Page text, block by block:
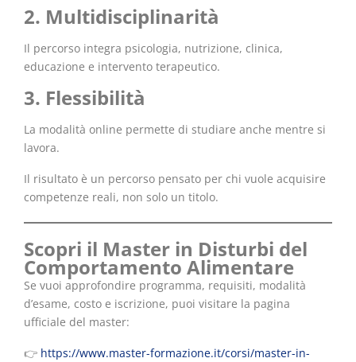
2. Multidisciplinarità
Il percorso integra psicologia, nutrizione, clinica,
educazione e intervento terapeutico.
3. Flessibilità
La modalità online permette di studiare anche mentre si
lavora.
Il risultato è un percorso pensato per chi vuole acquisire
competenze reali, non solo un titolo.
Scopri il Master in Disturbi del
Comportamento Alimentare
Se vuoi approfondire programma, requisiti, modalità
d’esame, costo e iscrizione, puoi visitare la pagina
ufficiale del master:
👉 https://www.master-formazione.it/corsi/master-in-